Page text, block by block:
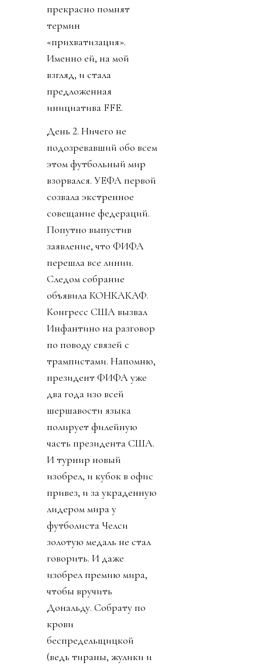
прекрасно помнят
термин
«прихватизация».
Именно ей, на мой
взгляд, и стала
предложенная
инициатива FFE.
День 2. Ничего не
подозревавший обо всем
этом футбольный мир
взорвался. УЕФА первой
созвала экстренное
совещание федераций.
Попутно выпустив
заявление, что ФИФА
перешла все линии.
Следом собрание
объявила КОНКАКАФ.
Конгресс США вызвал
Инфантино на разговор
по поводу связей с
трампистами. Напомню,
президент ФИФА уже
два года изо всей
шершавости языка
полирует филейную
часть президента США.
И турнир новый
изобрел, и кубок в офис
привез, и за украденную
лидером мира у
футболиста Челси
золотую медаль не стал
говорить. И даже
изобрел премию мира,
чтобы вручить
Дональду. Собрату по
крови
беспредельщицкой
(ведь тираны, жулики и